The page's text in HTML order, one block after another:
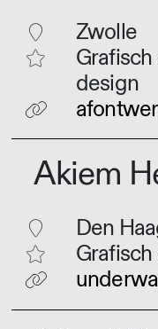
Zwolle
design
Akiem
Den